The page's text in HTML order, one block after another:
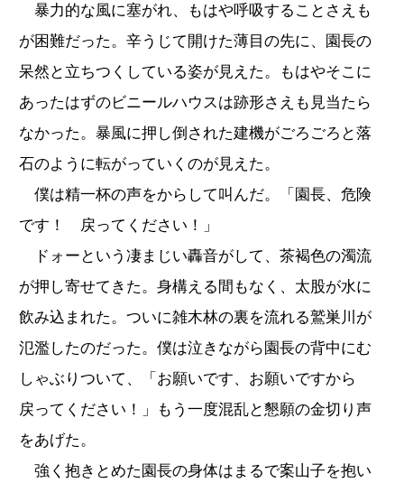
暴力的な風に塞がれ、もはや呼吸することさえも
が困難だった。辛うじて開けた薄目の先に、園長の
呆然と立ちつくしている姿が見えた。もはやそこに
あったはずのビニールハウスは跡形さえも見当たら
なかった。暴風に押し倒された建機がごろごろと落
石のように転がっていくのが見えた。
僕は精一杯の声をからして叫んだ。「園長、危険
です！ 戻ってください！」
ドォーという凄まじい轟音がして、茶褐色の濁流
が押し寄せてきた。身構える間もなく、太股が水に
飲み込まれた。ついに雑木林の裏を流れる鷲巣川が
氾濫したのだった。僕は泣きながら園長の背中にむ
しゃぶりついて、「お願いです、お願いですから
戻ってください！」もう一度混乱と懇願の金切り声
をあげた。
強く抱きとめた園長の身体はまるで案山子を抱い